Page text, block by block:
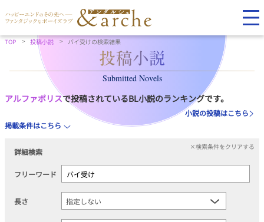
TOP 投稿小説 バイ受けの検索結果
Submitted Novels
アルファポリスで投稿されているBL小説のランキングです。
小説の投稿はこちら
掲載条件はこちら
詳細検索
×検索条件をクリアする
フリーワード
長さ